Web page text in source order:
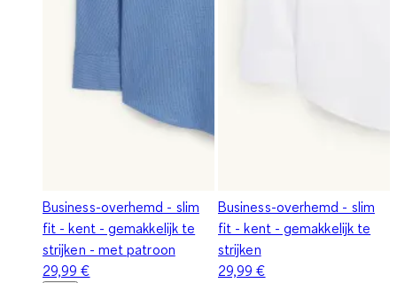
Business-overhemd - slim
fit - kent - gemakkelijk te
strijken - met patroon
29,99 €
Business-overhemd - slim
fit - kent - gemakkelijk te
strijken
29,99 €